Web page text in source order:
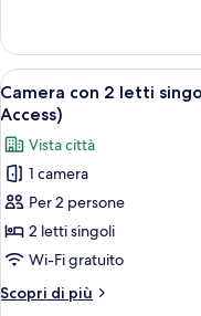
Lounge
Access)
doppia,
non
fumatori
(with
Breakfast,
Lounge
Access)
Apri
tutte
le
foto
per
Camera
con
2
letti
singoli,
7
Camera con 2 letti
Access)
Vista città
1 camera
Per 2 persone
2 letti singoli
Wi-Fi gratuito
Scopri di più
Altri